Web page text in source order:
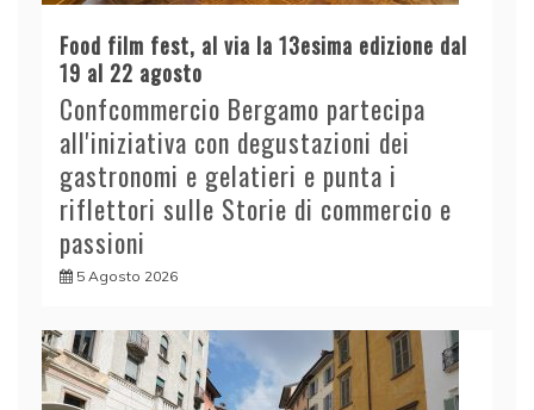
Food film fest, al via la 13esima edizione dal
19 al 22 agosto
Confcommercio Bergamo partecipa
all'iniziativa con degustazioni dei
gastronomi e gelatieri e punta i
riflettori sulle Storie di commercio e
passioni
5 Agosto 2026